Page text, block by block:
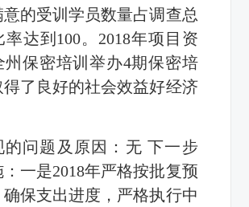
的受训学员数量占调查总
率达到 100。 2018年项目资
州保密培训举办4期保密培
了良好的社会效益好经济
的问题及原因：无 下一步
一是2018年严格按批复预
保支出进度， 严格执行中